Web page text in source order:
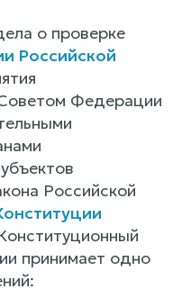
о проверке
Российской
Федерации
Российской
принимает одно